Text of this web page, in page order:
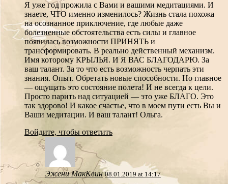
Я уже год прожила с Вами и вашими медитациями. И
знаете, ЧТО именно изменилось? Жизнь стала похожа
на осознанное приключение, где любые даже
болезненные обстоятельства есть силы и главное
появилась возможности ПРИНЯТЬ и
трансформировать. В реально действенный механизм.
Имя которому КРЫЛЬЯ. И Я ВАС БЛАГОДАРЮ. За
ваш талант. За то что есть возможность черпать эти
знания. Опыт. Обретать новые способности. Но главное
— ощущать это состояние полета! И не всегда к цели.
Просто парить над ситуацией — это уже БЛАГО. Это
так здорово! И какое счастье, что в моем пути есть Вы и
Ваши медитации. И ваш талант! Ольга.
Войдите, чтобы ответить
Эжени МакКвин 08.01.2019 at 14:17